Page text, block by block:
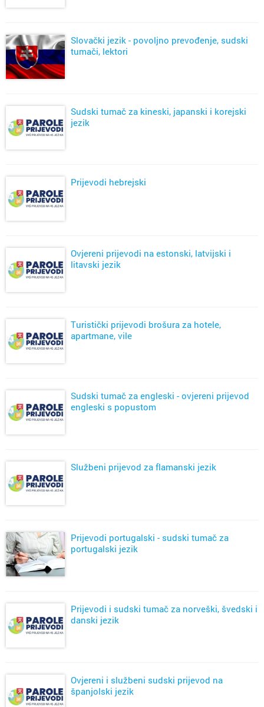
Slovački jezik - povoljno prevođenje, sudski
tumači, lektori
Sudski tumač za kineski, japanski i korejski
jezik
Prijevodi hebrejski
Ovjereni prijevodi na estonski, latvijski i
litavski jezik
Turistički prijevodi brošura za hotele,
apartmane, vile
Sudski tumač za engleski - ovjereni prijevod
engleski s popustom
Službeni prijevod za flamanski jezik
Prijevodi portugalski - sudski tumač za
portugalski jezik
Prijevodi i sudski tumač za norveški, švedski i
danski jezik
Ovjereni i službeni sudski prijevod na
španjolski jezik